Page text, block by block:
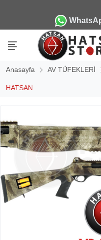
Anasayfa AV TÜFEKLERİ
HATSAN